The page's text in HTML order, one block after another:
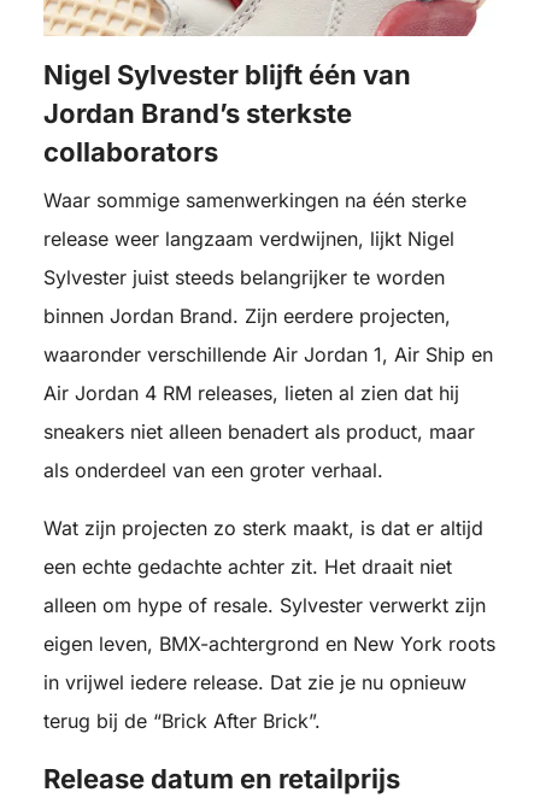
Nigel Sylvester blijft één van
Jordan Brand’s sterkste
collaborators
Waar sommige samenwerkingen na één sterke
release weer langzaam verdwijnen, lijkt Nigel
Sylvester juist steeds belangrijker te worden
binnen Jordan Brand. Zijn eerdere projecten,
waaronder verschillende Air Jordan 1, Air Ship en
Air Jordan 4 RM releases, lieten al zien dat hij
sneakers niet alleen benadert als product, maar
als onderdeel van een groter verhaal.
Wat zijn projecten zo sterk maakt, is dat er altijd
een echte gedachte achter zit. Het draait niet
alleen om hype of resale. Sylvester verwerkt zijn
eigen leven, BMX-achtergrond en New York roots
in vrijwel iedere release. Dat zie je nu opnieuw
terug bij de “Brick After Brick”.
Release datum en retailprijs